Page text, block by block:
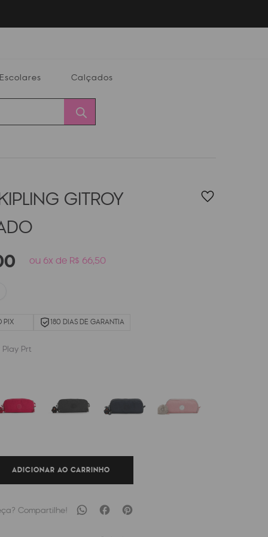
Escolares Calçados
GITROY
ou 6x de R$ 66,50
PIX 180 DIAS DE GARANTIA
Play Prt
ADICIONAR AO CARRINHO